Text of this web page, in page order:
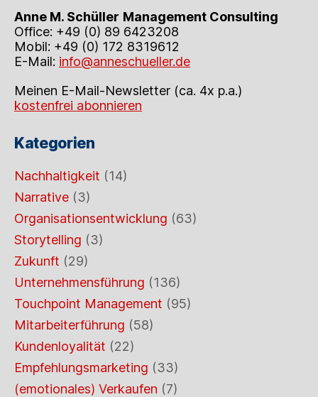
Anne M. Schüller Management Consulting
Office: +49 (0) 89 6423208
Mobil: +49 (0) 172 8319612
E-Mail: info@anneschueller.de
Meinen E-Mail-Newsletter (ca. 4x p.a.)
kostenfrei abonnieren
Kategorien
Nachhaltigkeit (14)
Narrative (3)
Organisationsentwicklung (63)
Storytelling (3)
Zukunft (29)
Unternehmensführung (136)
Touchpoint Management (95)
Mitarbeiterführung (58)
Kundenloyalität (22)
Empfehlungsmarketing (33)
(emotionales) Verkaufen (7)